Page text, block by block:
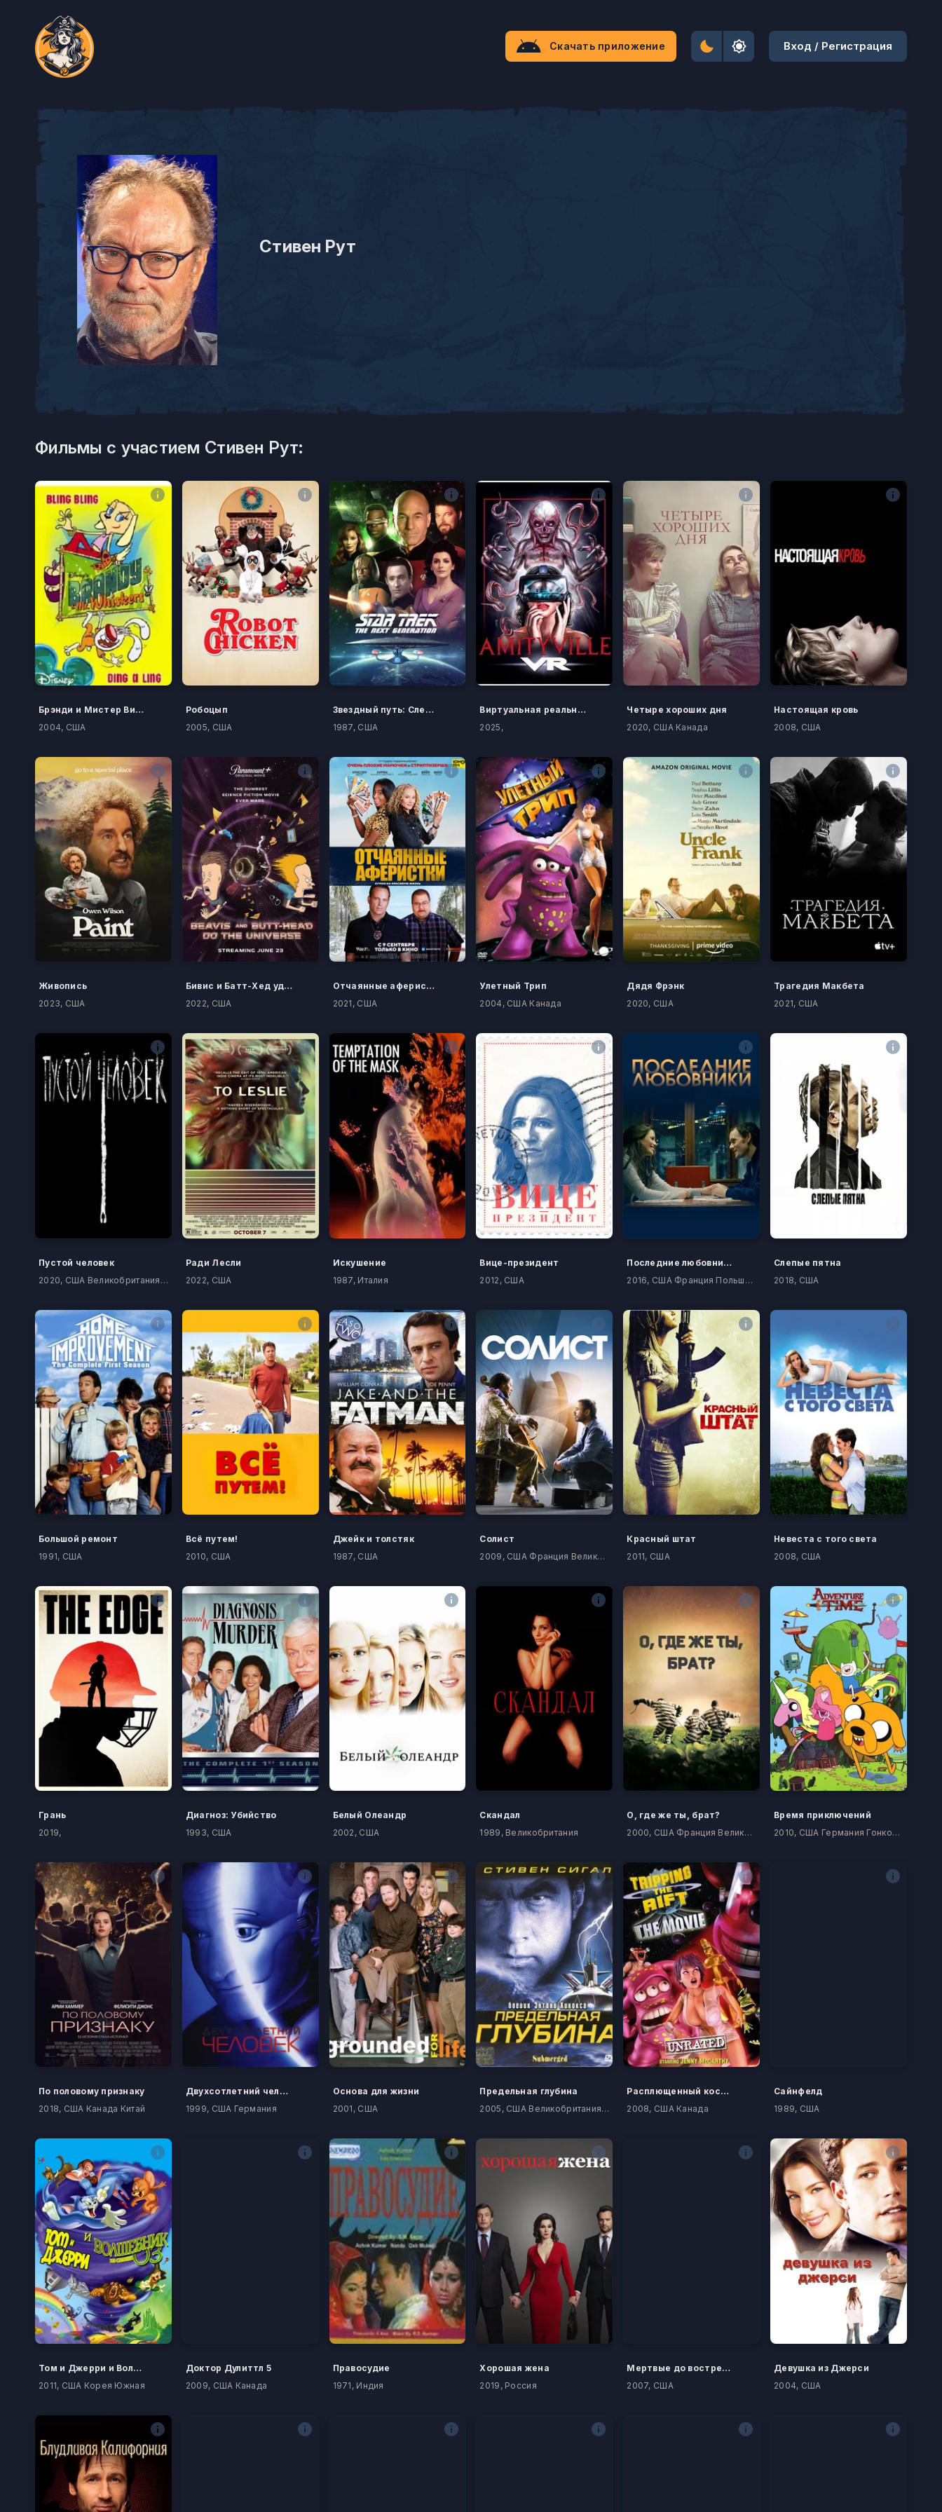
Скачать приложение Вход / Регистрация
Стивен Рут
Фильмы с участием Стивен Рут:
Брэнди и Мистер Вискерс
2004, США
Робоцып
2005, США
Звездный путь: Следующее поколение
1987, США
Виртуальная реальность
2025,
Четыре хороших дня
2020, США Канада
Настоящая кровь
2008, США
Живопись
2023, США
Бивис и Батт-Хед уделывают Вселенную
2022, США
Отчаянные аферистки
2021, США
Улетный Трип
2004, США Канада
Дядя Фрэнк
2020, США
Трагедия Макбета
2021, США
Пустой человек
2020, США Великобритания ЮАР
Ради Лесли
2022, США
Искушение
1987, Италия
Вице-президент
2012, США
Последние любовники
2016, США Франция Польша Португалия
Слепые пятна
2018, США
Большой ремонт
1991, США
Всё путем!
2010, США
Джейк и толстяк
1987, США
Солист
2009, США Франция Великобритания
Красный штат
2011, США
Невеста с того света
2008, США
Грань
2019,
Диагноз: Убийство
1993, США
Белый Олеандр
2002, США
Скандал
1989, Великобритания
О, где же ты, брат?
2000, США Франция Великобритания
Время приключений
2010, США Германия Гонконг Япония Корея Южная
По половому признаку
2018, США Канада Китай
Двухсотлетний человек
1999, США Германия
Основа для жизни
2001, США
Предельная глубина
2005, США Великобритания Болгария
Расплющенный космос: Полный метр
2008, США Канада
Сайнфелд
1989, США
Том и Джерри и Волшебник из страны Оз
2011, США Корея Южная
Доктор Дулиттл 5
2009, США Канада
Правосудие
1971, Индия
Хорошая жена
2019, Россия
Мертвые до востребования
2007, США
Девушка из Джерси
2004, США